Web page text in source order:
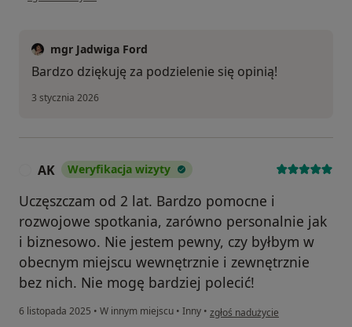
mgr Jadwiga Ford
Bardzo dziękuję za podzielenie się opinią!
3 stycznia 2026
AK Weryfikacja wizyty
Uczęszczam od 2 lat. Bardzo pomocne i
rozwojowe spotkania, zarówno personalnie jak
i biznesowo. Nie jestem pewny, czy byłbym w
obecnym miejscu wewnętrznie i zewnętrznie
bez nich. Nie mogę bardziej polecić!
6 listopada 2025 • W innym miejscu • Inny • w opinii użytkownika AK
zgłoś nadużycie